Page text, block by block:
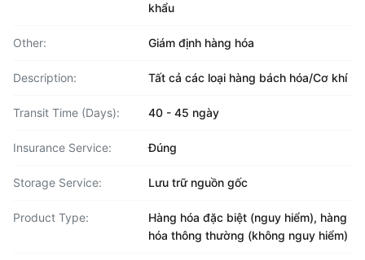
khẩu
Other: Giám định hàng hóa
Description: Tất cả các loại hàng bách hóa/Cơ khí
Transit Time (Days): 40 - 45 ngày
Insurance Service: Đúng
Storage Service: Lưu trữ nguồn gốc
Product Type:
Hàng hóa đặc biệt (nguy hiểm), hàng
hóa thông thường (không nguy hiểm)